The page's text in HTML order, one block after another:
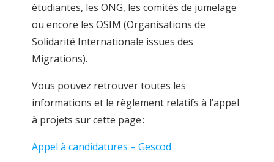
étudiantes, les ONG, les comités de jumelage
ou encore les OSIM (Organisations de
Solidarité Internationale issues des
Migrations).
Vous pouvez retrouver toutes les
informations et le règlement relatifs à l’appel
à projets sur cette page :
Appel à candidatures – Gescod